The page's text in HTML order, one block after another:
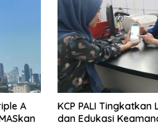
A
KCP PALI
dan Edukasi